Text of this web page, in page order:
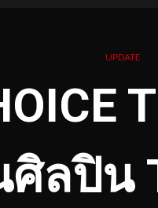
UPDATE
ศิลปิน